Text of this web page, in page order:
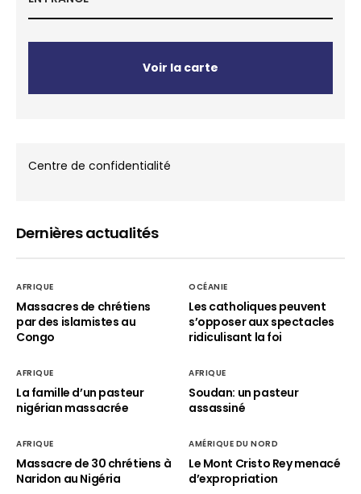
Voir la carte
Centre de confidentialité
Dernières actualités
AFRIQUE
Massacres de chrétiens
par des islamistes au
Congo
OCÉANIE
Les catholiques peuvent
s’opposer aux spectacles
ridiculisant la foi
AFRIQUE
La famille d’un pasteur
nigérian massacrée
AFRIQUE
Soudan: un pasteur
assassiné
AFRIQUE
Massacre de 30 chrétiens à
Naridon au Nigéria
AMÉRIQUE DU NORD
Le Mont Cristo Rey menacé
d’expropriation